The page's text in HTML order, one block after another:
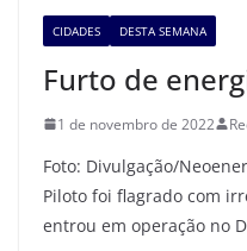
CIDADES DESTA SEMANA
Furto de
1 de novembro de 2022
Foto: Divulgação/
Piloto foi flagrado com
entrou em operação no